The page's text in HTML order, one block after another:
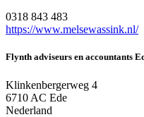
0318 843 483
https://www.melsewassink.nl/
Flynth adviseurs en accountants
Klinkenbergerweg 4
6710 AC Ede
Nederland